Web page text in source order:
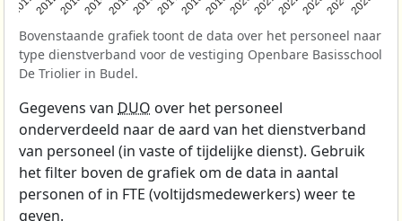
Bovenstaande grafiek toont de data over het personeel naar
type dienstverband voor de vestiging Openbare Basisschool
De Triolier in Budel.
Gegevens van DUO over het personeel
onderverdeeld naar de aard van het dienstverband
van personeel (in vaste of tijdelijke dienst). Gebruik
het filter boven de grafiek om de data in aantal
personen of in FTE (voltijdsmedewerkers) weer te
geven.